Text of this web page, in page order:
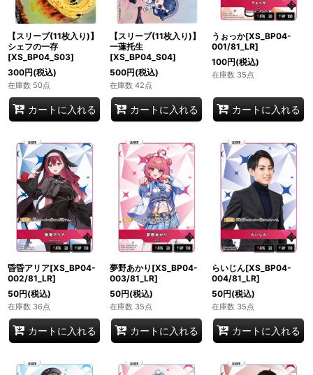
【スリーブ(11枚入り)】
シェフの一存
[XS_BP04_S03]
300円(税込)
在庫数 50点
カートに入れる
【スリーブ(11枚入り)】
一蓮托生
[XS_BP04_S04]
500円(税込)
在庫数 42点
カートに入れる
うぉっか[XS_BP04-
001/81_LR]
100円(税込)
在庫数 35点
カートに入れる
昏昏アリア[XS_BP04-
002/81_LR]
50円(税込)
在庫数 36点
カートに入れる
夢野あかり[XS_BP04-
003/81_LR]
50円(税込)
在庫数 35点
カートに入れる
らいじん[XS_BP04-
004/81_LR]
50円(税込)
在庫数 35点
カートに入れる